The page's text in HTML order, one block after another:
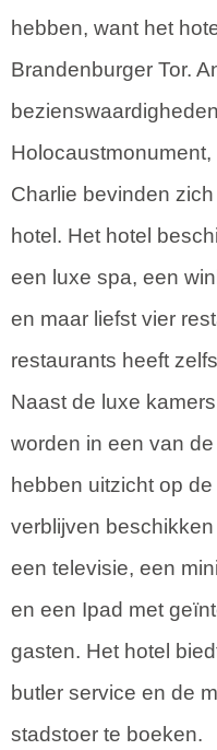
hebben, want het
Brandenburger Tor.
Charlie bevinden
hotel. Het hotel
een luxe spa, een
en maar liefst vier
restaurants heeft
Naast de luxe
worden in een van
hebben uitzicht op
verblijven
een televisie, een
en een Ipad met
gasten. Het hotel
butler service en de
stadstoer te boeken.